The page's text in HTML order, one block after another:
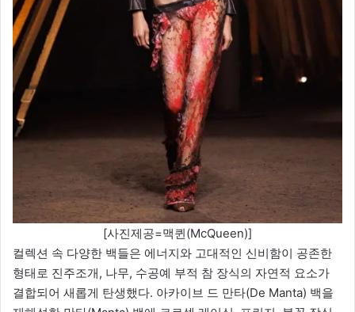
[사진제공=맥퀸(McQueen)]
컬렉션 속 다양한 백들은 에너지와 고대적인 신비함이 공존한
형태로 진주조개, 나무, 수공예 부적 참 장식의 자연적 요소가
결합되어 새롭게 탄생했다. 아카이브 드 만타(De Manta) 백을